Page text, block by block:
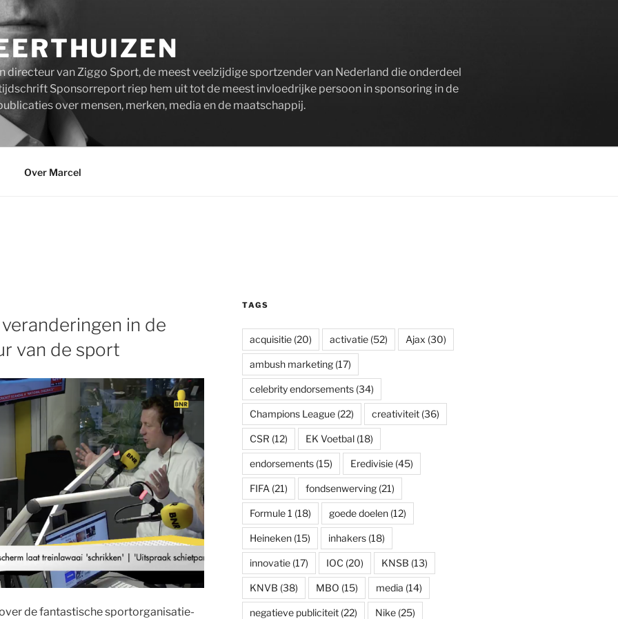
directeur van Ziggo Sport, de meest veelzijdige sportzender van Nederland die onderdeel
Sponsorreport riep hem uit tot de meest invloedrijke persoon in sponsoring in de
over mensen, merken, media en de maatschappij.
Over Marcel
in de
van de sport
de fantastische sportorganisatie-
TAGS
acquisitie(20) activatie(52) Ajax (30)
ambush marketing(17)
celebrity endorsements(34)
Champions League(22) creativiteit(36)
CSR (12) EK Voetbal(18)
endorsements(15) Eredivisie(45)
FIFA (21) fondsenwerving(21)
Formule 1 (18) goede doelen(12)
Heineken(15) inhakers(18)
innovatie(17) IOC (20) KNSB (13)
KNVB (38) MBO (15) media (14)
negatieve publiciteit(22) Nike(25)